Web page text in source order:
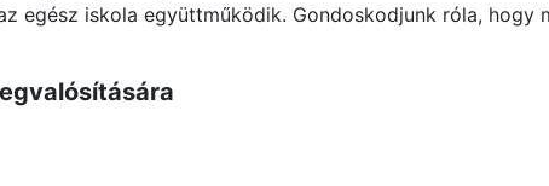
egész iskola együttműködik. Gondoskodjunk róla, hogy